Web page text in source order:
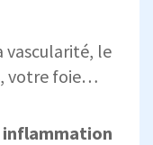
vascularité, le
votre foie…
inflammation